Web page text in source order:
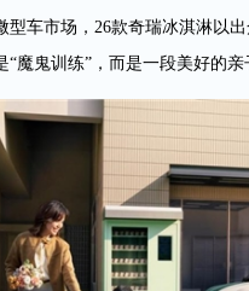
型车市场，26款奇瑞冰淇淋以
魔鬼训练”，而是一段美好的亲